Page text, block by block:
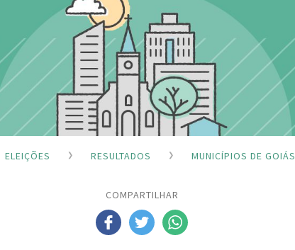
ELEIÇÕES RESULTADOS MUNICÍPIOS DE GOIÁS
COMPARTILHAR